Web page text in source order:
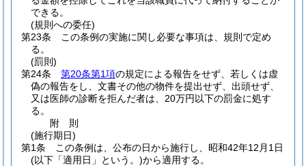
できる。
(規則への委任)
第23条
この条例の実施に関し必要な事項は、規則で定め
る。
(罰則)
第24条
第20条第1項の規定による報告をせず、若しくは虚
偽の報告をし、文書その他の物件を提出せず、出頭せず、
又は医師の診断を拒んだ者は、20万円以下の罰金に処す
る。
附 則
(施行期日)
第1条
この条例は、公布の日から施行し、昭和42年12月1日
(以下「適用日」という。)から適用する。